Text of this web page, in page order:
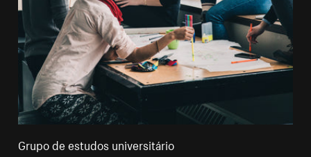
Grupo de estudos universitário